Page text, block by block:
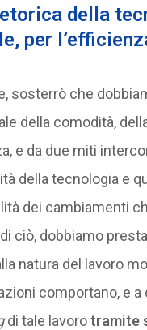
della
per
sosterrò che
della comodità,
e da due miti
della tecnologia e
dei cambiamenti
ciò, dobbiamo
natura del lavoro
comportano, e a
di tale lavorotramite